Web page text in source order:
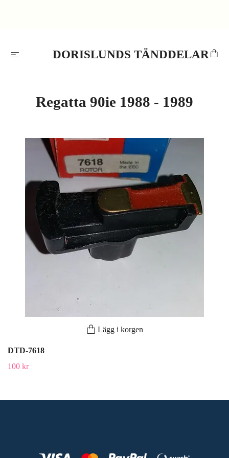
DORISLUNDS TÄNDDELAR
Regatta 90ie 1988 - 1989
Lägg i korgen
DTD-7618
100 kr